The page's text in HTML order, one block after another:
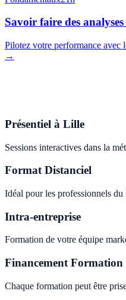
Savoir faire des
Pilotez votre performance avec
→
Présentiel à Lille
Sessions interactives dans la
Format Distanciel
Idéal pour les professionnels
Intra-entreprise
Formation de votre équipe
Financement Formation
Chaque formation peut être